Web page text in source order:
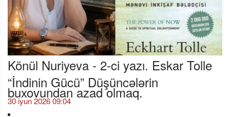
Könül Nuriyeva - 2-ci yazı. Eskar Tolle
“İndinin Gücü” Düşüncələrin
buxovundan azad olmaq.
30 iyun 2026 09:04